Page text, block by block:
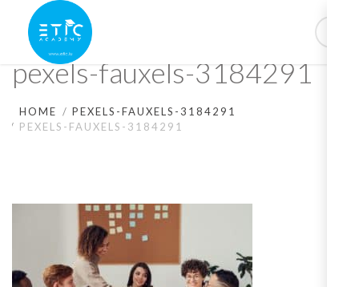
pexels-fauxels-3184291
HOME
PEXELS-FAUXELS-3184291
PEXELS-FAUXELS-3184291